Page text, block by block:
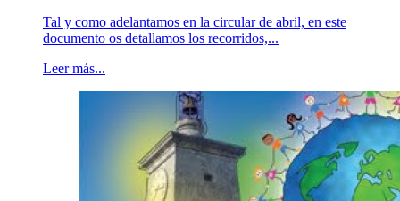
Tal y como adelantamos en la circular de abril, en este
documento os detallamos los recorridos,...
Leer más...